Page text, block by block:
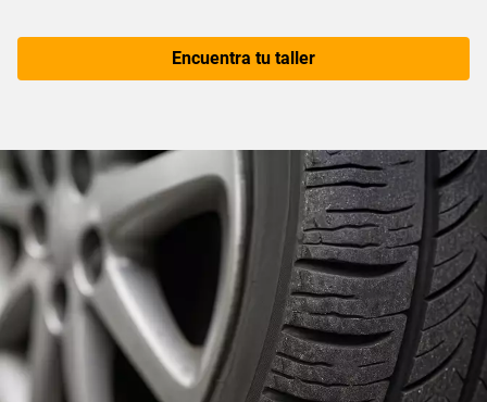
Encuentra tu taller